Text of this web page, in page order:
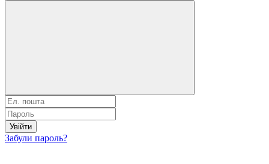
Увійти
Забули пароль?